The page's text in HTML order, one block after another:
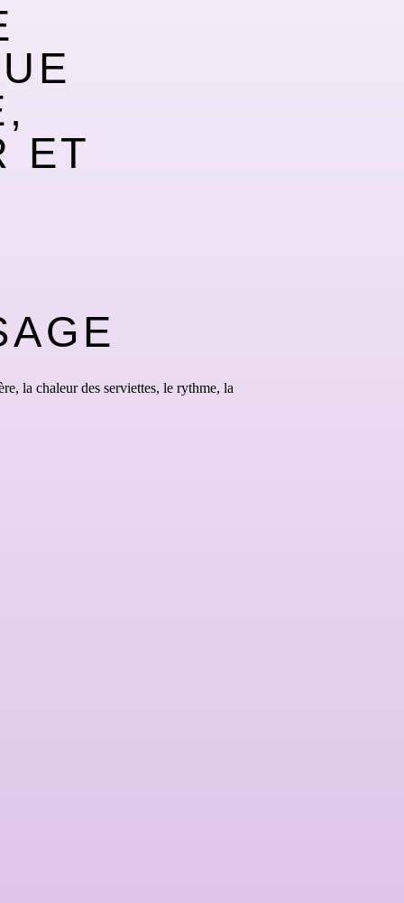
ET
la chaleur des serviettes, le rythme, la